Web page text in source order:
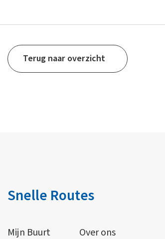
Terug naar overzicht
Snelle Routes
Mijn Buurt Over ons